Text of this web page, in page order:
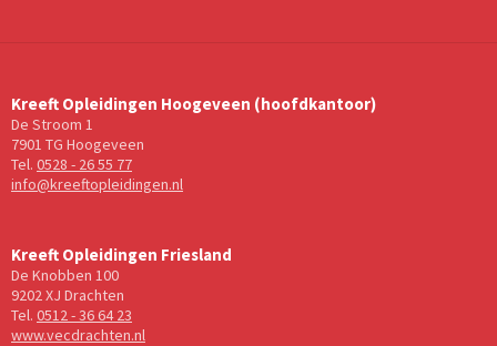
Kreeft Opleidingen Hoogeveen (hoofdkantoor)
De Stroom 1
7901 TG Hoogeveen
Tel. 0528 - 26 55 77
info@kreeftopleidingen.nl
Kreeft Opleidingen Friesland
De Knobben 100
9202 XJ Drachten
Tel. 0512 - 36 64 23
www.vecdrachten.nl